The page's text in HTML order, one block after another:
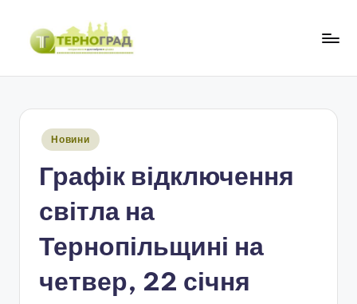
Перейти
Опубліковано
Новини
Графік відключення
світла на
Тернопільщині на
четвер, 22 січня